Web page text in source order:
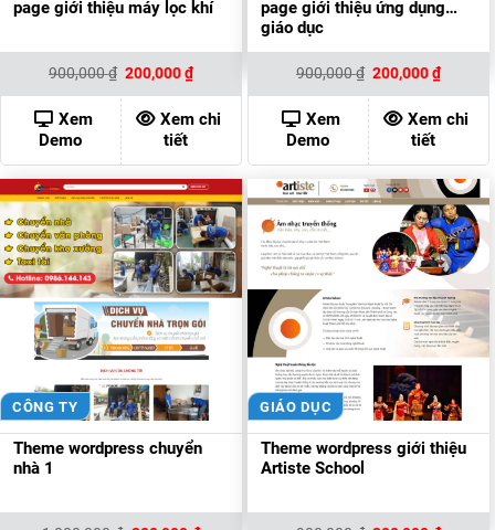
page giới thiệu máy lọc khí
900,000₫ Giá
là:
900,000 ₫.
200,000₫Giá
hiện
tại
là:
200,000 ₫.
Xem
Demo
Xem chi
tiết
page giới thiệu ứng dụng
giáo dục
900,000₫ Giá
là:
900,000 ₫.
200,000₫Giá
hiện
tại
là:
Xem
Demo
Xem chi
tiết
CÔNG TY
Theme wordpress chuyển
nhà 1
GIÁO DỤC
Theme wordpress giới thiệu
Artiste School